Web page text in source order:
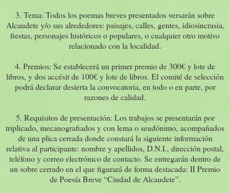
3. Tema: Todos los poemas breves presentados versarán sobre
Alcaudete y/o sus alrededores: paisajes, calles, gentes, idiosincrasia,
fiestas, personajes históricos o populares, o cualquier otro motivo
relacionado con la localidad.
4. Premios: Se establecerá un primer premio de 300€ y lote de
libros, y dos accésit de 100€ y lote de libros. El comité de selección
podrá declarar desierta la convocatoria, en todo o en parte, por
razones de calidad.
5. Requisitos de presentación: Los trabajos se presentarán por
triplicado, mecanografiados y con lema o seudónimo, acompañados
de una plica cerrada donde constará la siguiente información
relativa al participante: nombre y apellidos, D.N.I., dirección postal,
teléfono y correo electrónico de contacto. Se entregarán dentro de
un sobre cerrado en el que figurará de forma destacada: II Premio
de Poesía Breve “Ciudad de Alcaudete”.